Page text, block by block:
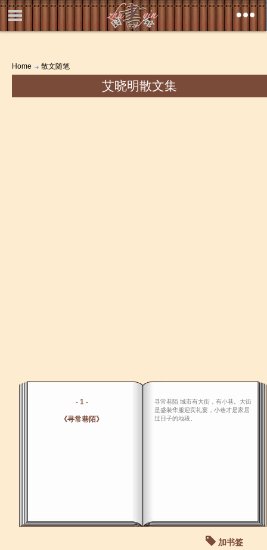
Home 散文随笔
艾晓明散文集
- 1 -
《寻常巷陌》
寻常巷陌 城市有大街，有小巷。大街
是盛装华服迎宾礼宴，小巷才是家居
过日子的地段。
加书签